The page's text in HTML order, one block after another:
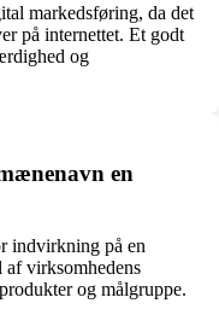
markedsføring, da det
på internettet. Et godt
og
en
indvirkning på en
af virksomhedens
og målgruppe.